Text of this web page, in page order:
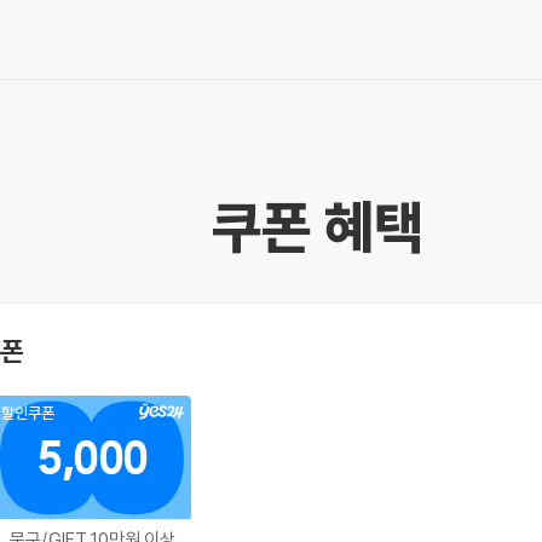
쿠폰 혜택
할인쿠폰
5,000